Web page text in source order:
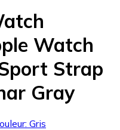
Watch
Strap
Gray
Gris